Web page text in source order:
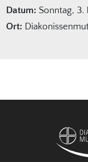
Datum: Sonntag,
Ort: